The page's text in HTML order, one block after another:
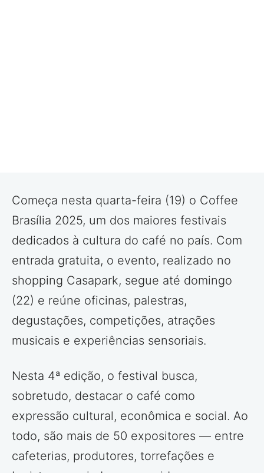
Começa nesta quarta-feira (19) o Coffee
Brasília 2025, um dos maiores festivais
dedicados à cultura do café no país. Com
entrada gratuita, o evento, realizado no
shopping Casapark, segue até domingo
(22) e reúne oficinas, palestras,
degustações, competições, atrações
musicais e experiências sensoriais.
Nesta 4ª edição, o festival busca,
sobretudo, destacar o café como
expressão cultural, econômica e social. Ao
todo, são mais de 50 expositores — entre
cafeterias, produtores, torrefações e